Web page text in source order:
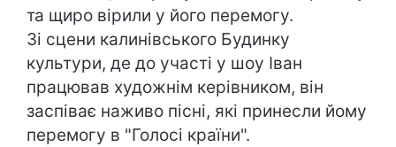
та щиро вірили у його перемогу.
Зі сцени калинівського Будинку
культури, де до участі у шоу Іван
працював художнім керівником, він
заспіває наживо пісні, які принесли йому
перемогу в "Голосі країни".